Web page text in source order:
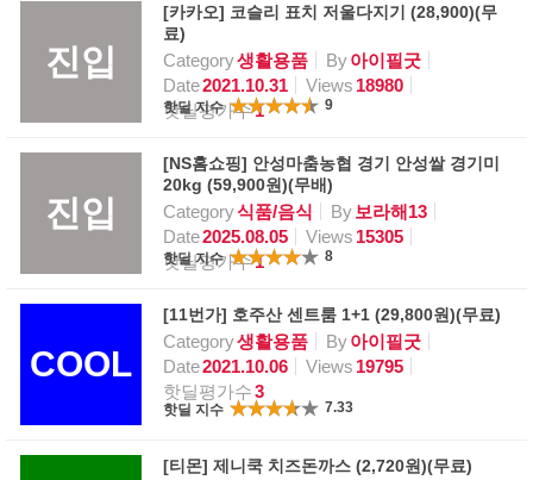
진입
[카카오] 코슬리 표치 저울다지기 (28,900)(무
료)
Category생활용품 By아이필굿
Date2021.10.31 Views 18980
핫딜평가수1
핫딜 지수 9
진입
[NS홈쇼핑] 안성마춤농협 경기 안성쌀 경기미
20kg (59,900원)(무배)
Category식품/음식 By 보라해13
Date2025.08.05 Views 15305
핫딜평가수1
핫딜 지수 8
COOL
[11번가] 호주산 센트룸 1+1 (29,800원)(무료)
Category생활용품 By아이필굿
Date2021.10.06 Views 19795
핫딜평가수3
핫딜 지수 7.33
[티몬] 제니쿡 치즈돈까스 (2,720원)(무료)